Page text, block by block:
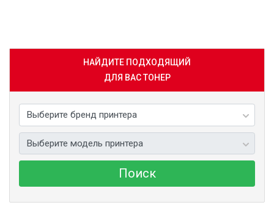
НАЙДИТЕ ПОДХОДЯЩИЙ
ДЛЯ ВАС ТОНЕР
Поиск